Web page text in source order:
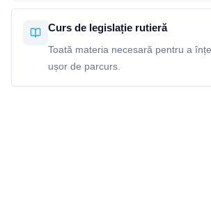
Curs de legislație rutieră
Toată materia necesară pentru a
ușor de parcurs.